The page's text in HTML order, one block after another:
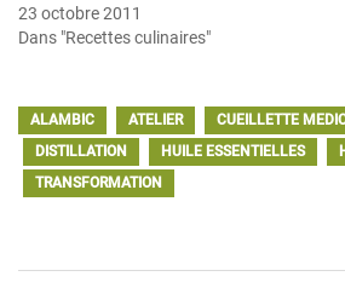
23 octobre 2011
Dans "Recettes culinaires"
ALAMBIC ATELIER
CUEILLETTE
DISTILLATION
HUILE ESSENTIELLES
TRANSFORMATION